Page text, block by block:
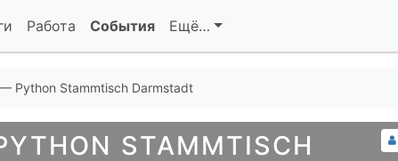
Работа События Ещё…
Python Stammtisch Darmstadt
STAMMTISCH